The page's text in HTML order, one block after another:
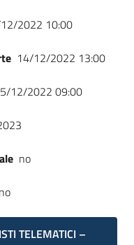
2022 10:00
14/12/2022 13:00
12/2022 09:00
no
no
TELEMATICI –